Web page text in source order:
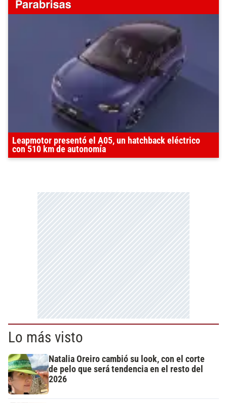
Leapmotor presentó el A05, un hatchback eléctrico
con 510 km de autonomía
Lo más visto
Natalia Oreiro cambió su look, con el corte
de pelo que será tendencia en el resto del
2026